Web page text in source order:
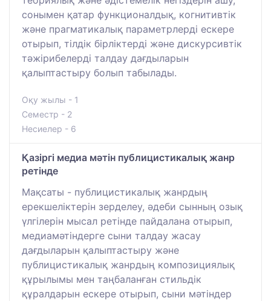
сонымен қатар функционалдық, когнитивтік
және прагматикалық параметрлерді ескере
отырып, тілдік бірліктерді және дискурсивтік
тәжірибелерді талдау дағдыларын
қалыптастыру болып табылады.
Оқу жылы - 1
Семестр - 2
Несиелер - 6
Қазіргі медиа мәтін публицистикалық жанр
ретінде
Мақсаты - публицистикалық жанрдың
ерекшеліктерін зерделеу, әдеби сынның озық
үлгілерін мысал ретінде пайдалана отырып,
медиамәтіндерге сыни талдау жасау
дағдыларын қалыптастыру және
публицистикалық жанрдың композициялық
құрылымы мен таңбаланған стильдік
құралдарын ескере отырып, сыни мәтіндер